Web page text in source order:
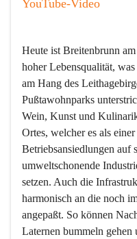
YouTube-Video
Heute ist Breitenbrunn
hoher Lebensqualität,
am Hang des
Pußtawohnparks
Wein, Kunst und
Ortes, welcher es als
Betriebsansiedlungen auf
umweltschonende
setzen. Auch die
harmonisch an die noch
angepaßt. So können
Laternen bummeln gehen